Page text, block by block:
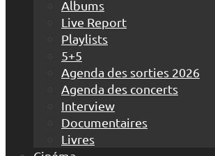
Albums
Live Report
Playlists
5+5
Agenda des sorties 2026
Agenda des concerts
Interview
Documentaires
Livres